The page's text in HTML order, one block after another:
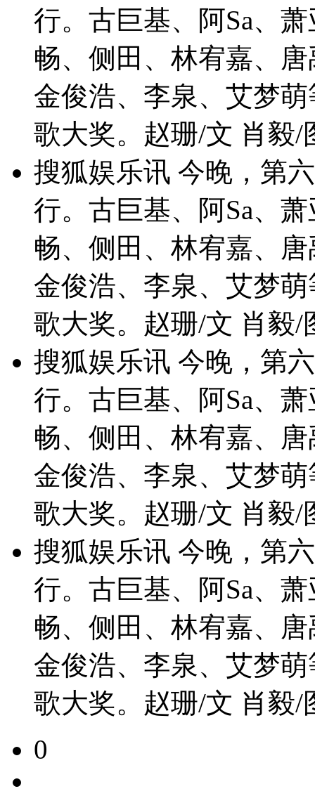
行。古巨基、阿Sa、
畅、侧田、林宥嘉、
金俊浩、李泉、艾梦
歌大奖。赵珊/文 肖毅/
搜狐娱乐讯 今晚，第
行。古巨基、阿Sa、
畅、侧田、林宥嘉、
金俊浩、李泉、艾梦
歌大奖。赵珊/文 肖毅/
搜狐娱乐讯 今晚，第
行。古巨基、阿Sa、
畅、侧田、林宥嘉、
金俊浩、李泉、艾梦
歌大奖。赵珊/文 肖毅/
搜狐娱乐讯 今晚，第
行。古巨基、阿Sa、
畅、侧田、林宥嘉、
金俊浩、李泉、艾梦
歌大奖。赵珊/文 肖毅/
0